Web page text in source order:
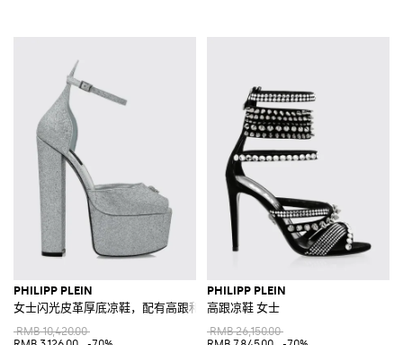
PHILIPP PLEIN
女士闪光皮革厚底凉鞋，配有高跟和骷髅头装饰
RMB 10,420.00
PHILIPP PLEIN
高跟凉鞋 女士
RMB 26,150.00